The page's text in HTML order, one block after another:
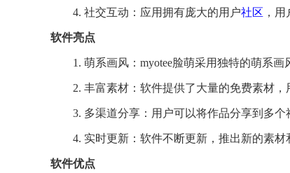
4. 社交互动：应用拥有庞大的用户社区 ，
软件亮点
1. 萌系画风：myotee脸萌采用独特的萌系画
2. 丰富素材：软件提供了大量的免费素材，
3. 多渠道分享：用户可以将作品分享到多个
4. 实时更新：软件不断更新，推出新的素材
软件优点